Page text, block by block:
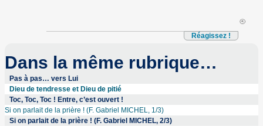
Réagissez !
Dans la même rubrique…
Pas à pas… vers Lui
Dieu de tendresse et Dieu de pitié
Toc, Toc, Toc ! Entre, c’est ouvert !
Si on parlait de la prière ! (F. Gabriel MICHEL, 1/3)
Si on parlait de la prière ! (F. Gabriel MICHEL, 2/3)